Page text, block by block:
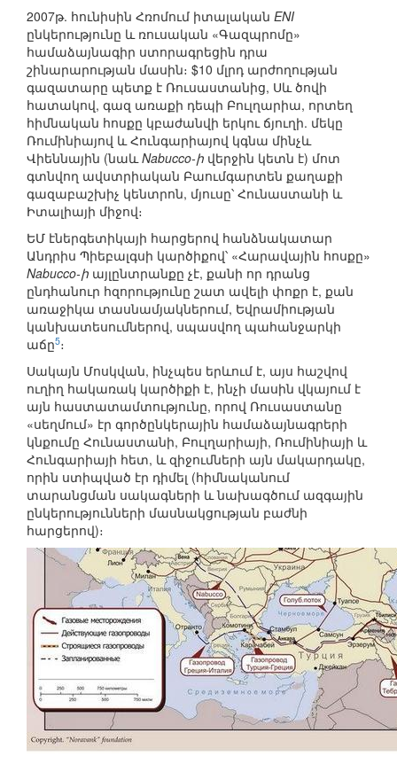
2007թ. հունիսին Հռոմում իտալական ENI
ընկերությունը և ռուսական «Գազպրոմը»
համաձայնագիր ստորագրեցին դրա
շինարարության մասին։ $10 մլրդ արժողության
գազատարը պետք է Ռուսաստանից, Սև ծովի
հատակով, գազ առաքի դեպի Բուլղարիա, որտեղ
հիմնական հոսքը կբաժանվի երկու ճյուղի. մեկը
Ռումինիայով և Հունգարիայով կգնա մինչև
Վիեննային (նաևNabucco-ի վերջին կետն է) մոտ
գտնվող ավստրիական Բաումգարտեն քաղաքի
գազաբաշխիչ կենտրոն, մյուսը՝ Հունաստանի և
Իտալիայի միջով։
ԵՄ էներգետիկայի հարցերով հանձնակատար
Անդրիս Պիեբալգսի կարծիքով՝ «Հարավային հոսքը»
Nabucco-ի այլընտրանքը չէ, քանի որ դրանց
ընդհանուր հզորությունը շատ ավելի փոքր է, քան
առաջիկա տասնամյակներում, Եվրամիության
կանխատեսումներով, սպասվող պահանջարկի
աճը5։
Սակայն Մոսկվան, ինչպես երևում է, այս հաշվով
ուղիղ հակառակ կարծիքի է, ինչի մասին վկայում է
այն հաստատամտությունը, որով Ռուսաստանը
«սեղմում» էր գործընկերային համաձայնագրերի
կնքումը Հունաստանի, Բուլղարիայի, Ռումինիայի և
Հունգարիայի հետ, և զիջումների այն մակարդակը,
որին ստիպված էր դիմել (հիմնականում
տարանցման սակագների և նախագծում ազգային
ընկերությունների մասնակցության բաժնի
հարցերով)։